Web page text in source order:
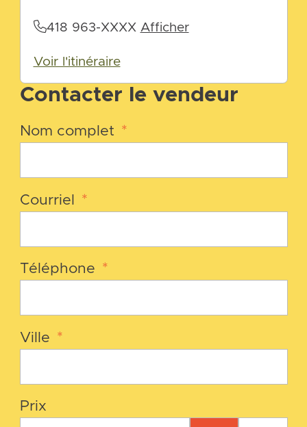
Contacter le vendeur
Nom complet *
Courriel *
Téléphone *
Ville *
Prix
418 963-XXXX Afficher
Voir l'itinéraire